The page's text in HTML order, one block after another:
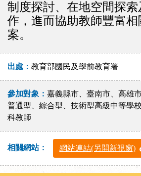
制度探討、在地空間探
作，進而協助教師豐富
案。
出處：教育部國民及學前教育署
參加對象：嘉義縣市、臺南市、高雄
普通型、綜合型、技術型高級中等學
科教師
相關網站： 網站連結(另開新視窗)